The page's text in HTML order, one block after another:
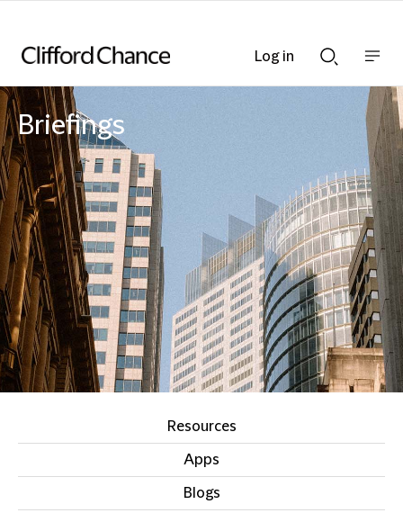
Searchnav
bar
Briefings
Resources
Apps
Blogs
Log in